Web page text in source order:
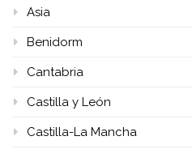
Asia
Benidorm
Cantabria
Castilla y León
Castilla-La Mancha